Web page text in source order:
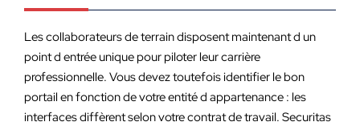
Les collaborateurs de terrain disposent maintenant d un
point d entrée unique pour piloter leur carrière
professionnelle. Vous devez toutefois identifier le bon
portail en fonction de votre entité d appartenance : les
interfaces diffèrent selon votre contrat de travail. Securitas